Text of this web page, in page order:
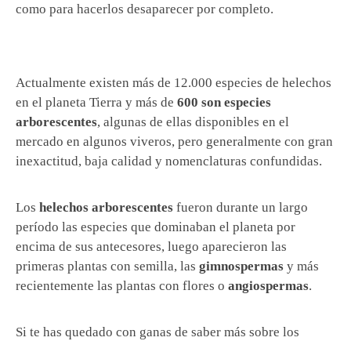
como para hacerlos desaparecer por completo.
Actualmente existen más de 12.000 especies de helechos
en el planeta Tierra y más de 600 son especies
arborescentes, algunas de ellas disponibles en el
mercado en algunos viveros, pero generalmente con gran
inexactitud, baja calidad y nomenclaturas confundidas.
Los helechos arborescentes fueron durante un largo
período las especies que dominaban el planeta por
encima de sus antecesores, luego aparecieron las
primeras plantas con semilla, las gimnospermas y más
recientemente las plantas con flores o angiospermas.
Si te has quedado con ganas de saber más sobre los